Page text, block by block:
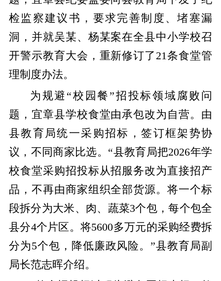
检监察建议书，要求完善制度、堵塞漏
洞，并就吴某、杨某案在全县中小学校召
开警示教育大会，重新修订了21条食堂管
理制度办法。
为规避“校园餐”招投标领域腐败问
题，宜章县学校食堂由承包改为自营。由
县教育局统一采购招标，签订框架势协
议，不同商家比选。“县教育局把2026年学
校食堂采购招投标从招服务改为直接招产
品，不再由商家组织全部货源。将一个标
段拆分为大米、肉、蔬菜3个包，每个包全
县分4个片区。将5600多万元的采购经费拆
分为5个包，降低廉政风险。”县教育局副
局长范志晖介绍。